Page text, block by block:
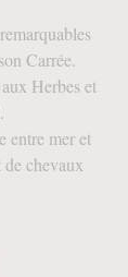
Carrée.
Herbes et
entre mer et
chevaux